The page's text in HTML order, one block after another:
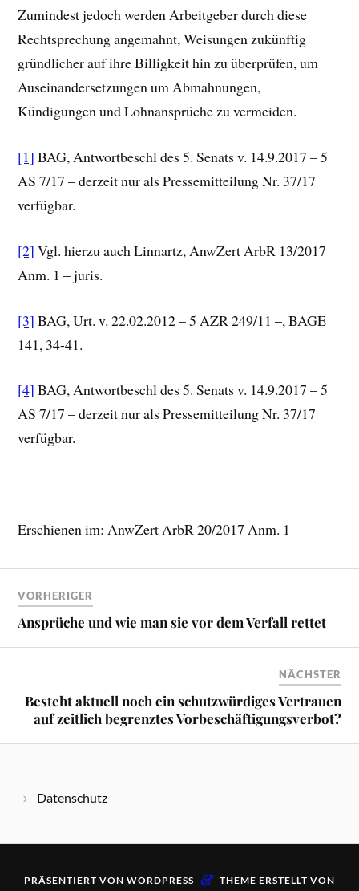
Zumindest jedoch werden Arbeitgeber durch diese
Rechtsprechung angemahnt, Weisungen zukünftig
gründlicher auf ihre Billigkeit hin zu überprüfen, um
Auseinandersetzungen um Abmahnungen,
Kündigungen und Lohnansprüche zu vermeiden.
[1] BAG, Antwortbeschl des 5. Senats v. 14.9.2017 – 5
AS 7/17 – derzeit nur als Pressemitteilung Nr. 37/17
verfügbar.
[2] Vgl. hierzu auch Linnartz, AnwZert ArbR 13/2017
Anm. 1 – juris.
[3] BAG, Urt. v. 22.02.2012 – 5 AZR 249/11 –, BAGE
141, 34-41.
[4] BAG, Antwortbeschl des 5. Senats v. 14.9.2017 – 5
AS 7/17 – derzeit nur als Pressemitteilung Nr. 37/17
verfügbar.
Erschienen im: AnwZert ArbR 20/2017 Anm. 1
VORHERIGER
Ansprüche und wie man sie vor dem Verfall rettet
NÄCHSTER
Besteht aktuell noch ein schutzwürdiges Vertrauen
auf zeitlich begrenztes Vorbeschäftigungsverbot?
Datenschutz
PRÄSENTIERT VON WORDPRESS & THEME ERSTELLT VON